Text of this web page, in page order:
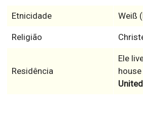
Etnicidade Weiß
Religião
Residência
Ele